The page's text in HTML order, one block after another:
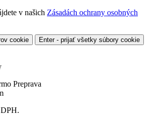
v našich Zásadách ochrany osobných
cookie Enter - prijať všetky súbory cookie
Preprava